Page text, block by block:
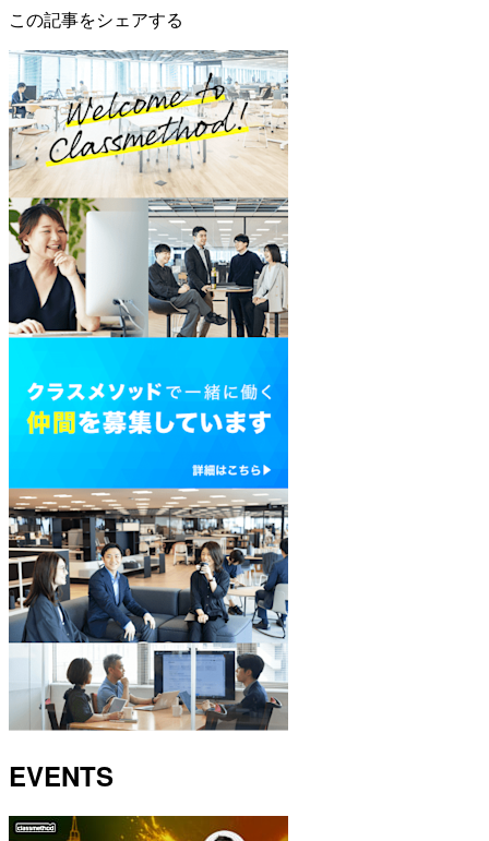
この記事をシェアする
EVENTS